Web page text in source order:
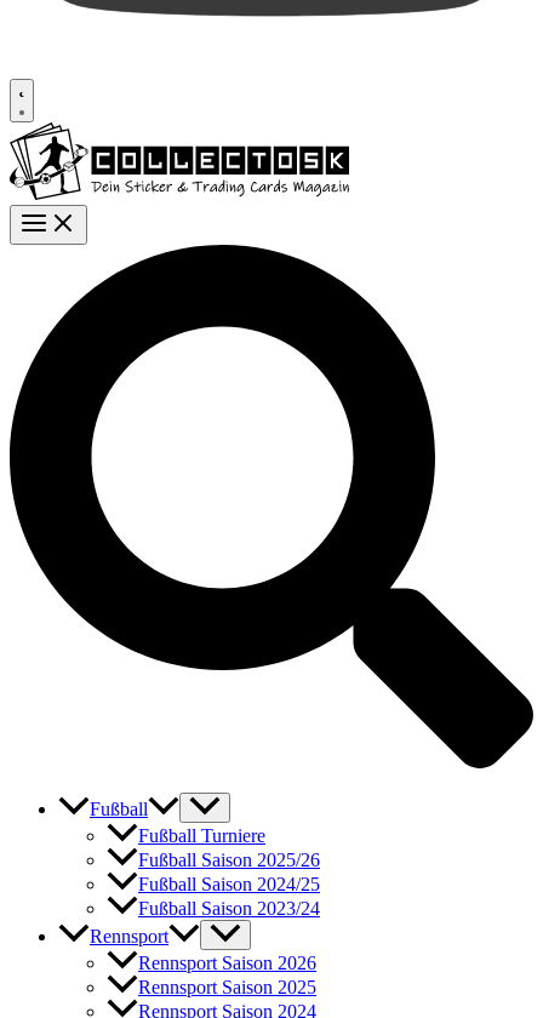
Fußball
Fußball Turniere
Fußball Saison 2025/26
Fußball Saison 2024/25
Fußball Saison 2023/24
Rennsport
Rennsport Saison 2026
Rennsport Saison 2025
Rennsport Saison 2024